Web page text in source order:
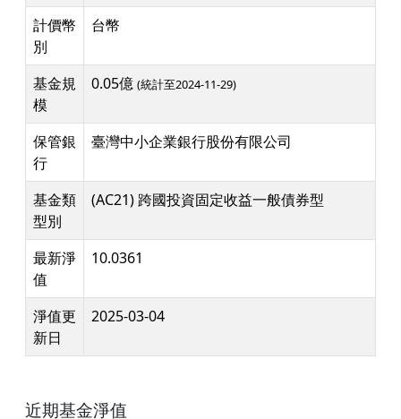
計價幣
別
台幣
基金規
模
0.05億 (統計至2024-11-29)
保管銀
行
臺灣中小企業銀行股份有限公司
基金類
型別
(AC21) 跨國投資固定收益一般債券型
最新淨
值
10.0361
淨值更
新日
2025-03-04
近期基金淨值